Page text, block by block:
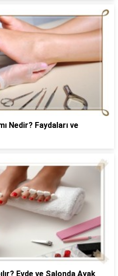
Nedir? Faydaları ve
Evde ve Salonda Ayak